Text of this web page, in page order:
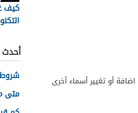
أو تغيير أسماء أخرى
كيف
أحدث
شروط
متى